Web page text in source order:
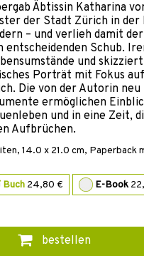
Äbtissin Katharina
der Stadt Zürich in der
– und verlieh damit der
Schub.
und
Porträt mit Fokus
Die von der Autorin neu
ermöglichen
und in eine Zeit,
Aufbrüchen.
14.0 x 21.0 cm, Paperback
Buch 24,80 € E-Book
bestellen